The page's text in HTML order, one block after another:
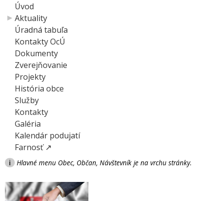
Úvod
Aktuality
Úradná tabuľa
Kontakty OcÚ
Dokumenty
Zverejňovanie
Projekty
História obce
Služby
Kontakty
Galéria
Kalendár podujatí
Farnosť ↗
i Hlavné menu Obec, Občan, Návštevník je na vrchu stránky.